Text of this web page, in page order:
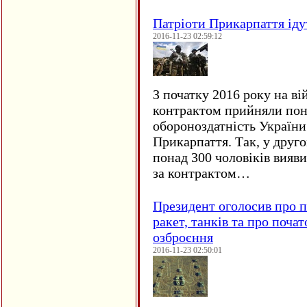
Патріоти Прикарпаття
2016-11-23 02:59:12
З початку 2016 року на
контрактом прийняли
обороноздатність
Прикарпаття. Так, у
понад 300 чоловіків
за контрактом…
Президент оголосив про
ракет, танків та про
озброєння
2016-11-23 02:50:01